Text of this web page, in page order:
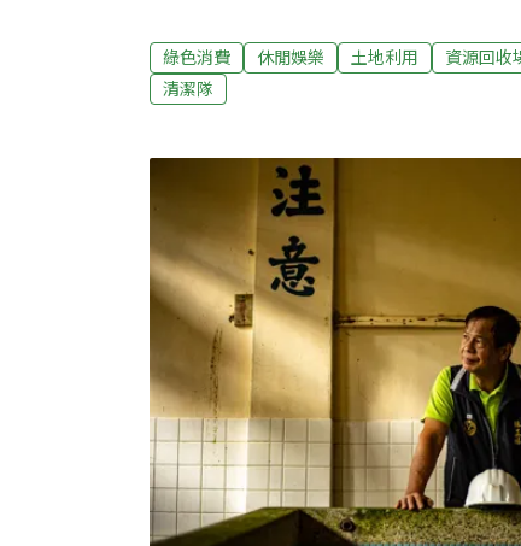
陳情書，表示將繼續抗爭。清潔隊搬來有機
挨批「環境劊子手」國防部1954年強制徵
營區，禁限建50多年後才解除管制。在地
彈藥庫接連迎來二高、看守所、司法園區
司法園區縮減規模。今年初，在地長期提
責人劉麗蘭偶然發現工程人員測量土地，
開發清潔隊和回收場，事前全無地方溝通及
展開前期設計。在地
綠色消費 休閒娛樂 土地利用 資源回收
清潔隊